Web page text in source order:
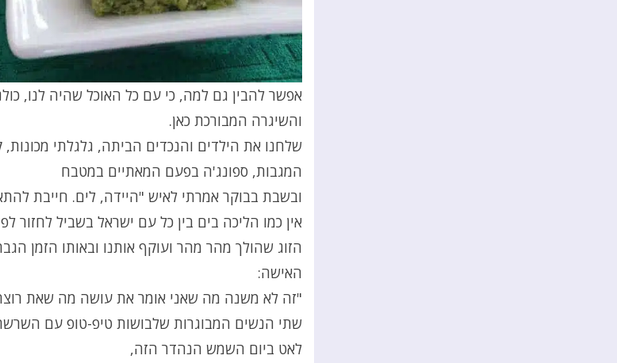
אפשר להבין גם למה, כי עם כל האוכל שהיה לנו,
והשיגרה המבורכת כאן.
שלחנו את הילדים והנכדים הביתה, גלגלתי מכונות,
המגבות, ספונג'ה בפעם המאתיים במטבח
ובשבת בבוקר אמרתי לאיש "היידה, לים. חייבת
אין כמו הליכה בים בין כל עם ישראל בשביל לחזור
הזוג שהולך מהר מהר ועוקף אותנו ובאותו הזמן
האישה:
"זה לא משנה מה שאני אומר את עושה מה שאת
שתי הנשים המבוגרות שלבושות טיפ-טופ עם
לאט ביום השמש הנהדר הזה,